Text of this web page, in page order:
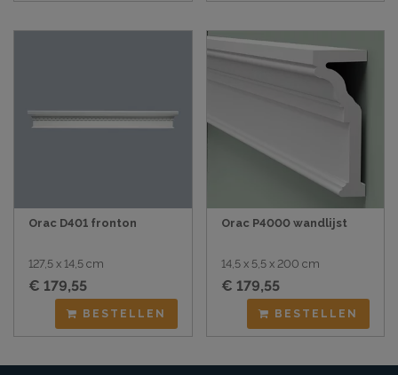
Orac D401 fronton
127,5 x 14,5 cm
€ 179,55
BESTELLEN
Orac P4000 wandlijst
14,5 x 5,5 x 200 cm
€ 179,55
BESTELLEN